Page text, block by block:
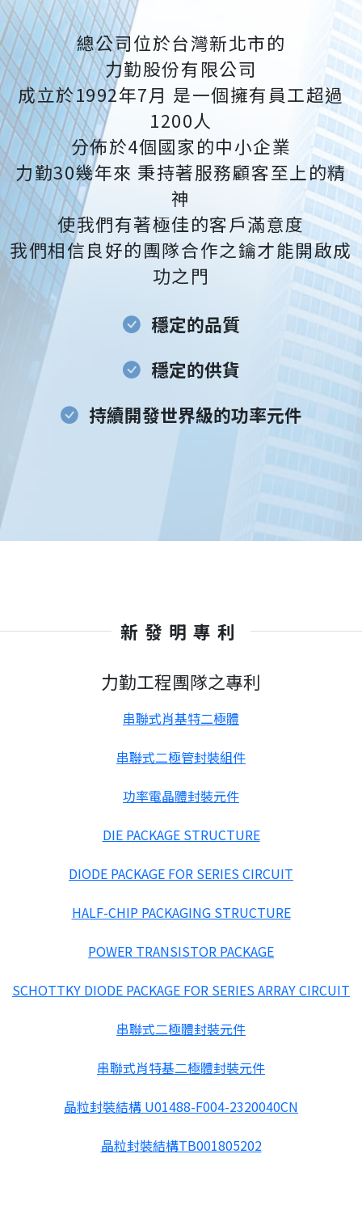
總公司位於台灣新北市的
力勤股份有限公司
成立於1992年7月 是一個擁有員工超過
1200人
分佈於4個國家的中小企業
力勤30幾年來 秉持著服務顧客至上的精
神
使我們有著極佳的客戶滿意度
我們相信良好的團隊合作之鑰才能開啟成
功之門
穩定的品質
穩定的供貨
持續開發世界級的功率元件
新發明專利
力勤工程團隊之專利
串聯式肖基特二極體
串聯式二極管封裝組件
功率電晶體封裝元件
DIE PACKAGE STRUCTURE
DIODE PACKAGE FOR SERIES CIRCUIT
HALF-CHIP PACKAGING STRUCTURE
POWER TRANSISTOR PACKAGE
SCHOTTKY DIODE PACKAGE FOR SERIES ARRAY CIRCUIT
串聯式二極體封裝元件
串聯式肖特基二極體封裝元件
晶粒封裝結構 U01488-F004-2320040CN
晶粒封裝結構TB001805202